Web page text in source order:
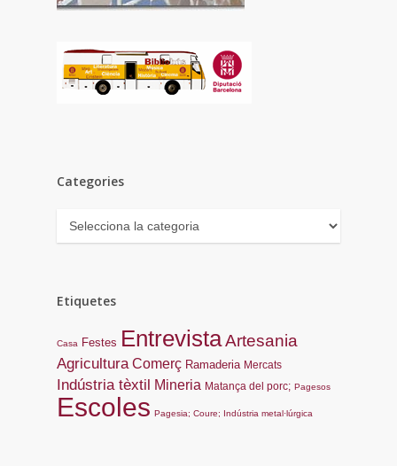
Categories
Categories
Etiquetes
Casa Festes EntrevistaArtesania
Agricultura Comerç Ramaderia Mercats
Indústria tèxtil Mineria Matança del porc; Pagesos
Escoles Pagesia; Coure; Indústria metal·lúrgica